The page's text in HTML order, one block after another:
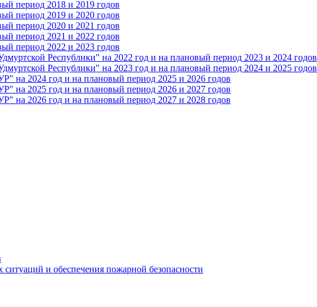
период 2018 и 2019 годов
период 2019 и 2020 годов
период 2020 и 2021 годов
период 2021 и 2022 годов
период 2022 и 2023 годов
Республики" на 2022 год и на плановый период 2023 и 2024 годов
Республики" на 2023 год и на плановый период 2024 и 2025 годов
2024 год и на плановый период 2025 и 2026 годов
2025 год и на плановый период 2026 и 2027 годов
2026 год и на плановый период 2027 и 2028 годов
и обеспечения пожарной безопасности